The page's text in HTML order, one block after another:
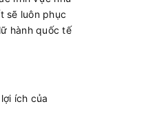
sẽ luôn phục
hành quốc tế
ích của